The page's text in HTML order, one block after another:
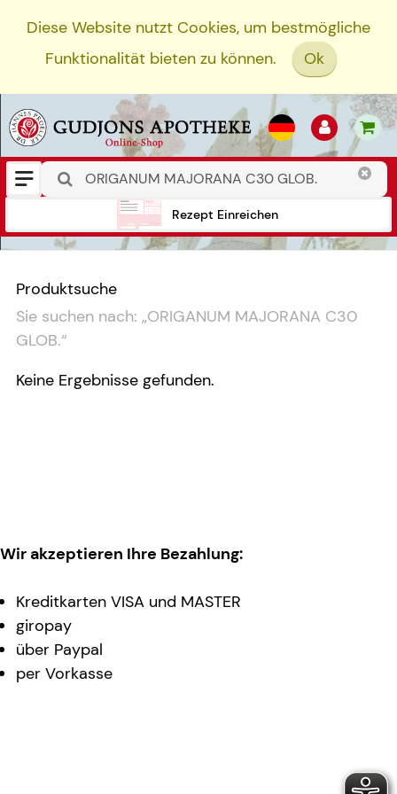
Diese Website nutzt Cookies, um bestmögliche
Funktionalität bieten zu können.
Ok
Rezept Einreichen
Produktsuche
Sie suchen nach: „ORIGANUM MAJORANA C30
GLOB.“
Keine Ergebnisse gefunden.
Wir akzeptieren Ihre Bezahlung:
Kreditkarten VISA und MASTER
giropay
über Paypal
per Vorkasse